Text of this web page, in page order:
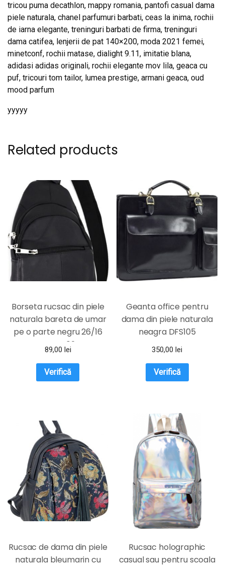
tricou puma decathlon, mappy romania, pantofi casual dama
piele naturala, chanel parfumuri barbati, ceas la inima, rochii
de iarna elegante, treninguri barbati de firma, treninguri
dama catifea, lenjerii de pat 140×200, moda 2021 femei,
minetconf, rochii matase, dialight 9.11, imitatie blana,
adidasi adidas originali, rochii elegante mov lila, geaca cu
puf, tricouri tom tailor, lumea prestige, armani geaca, oud
mood parfum
yyyyy
Related products
Borseta rucsac din piele
naturala bareta de umar
pe o parte negru 26/16
Magrot 024
89,00 lei
Verifică
Geanta office pentru
dama din piele naturala
neagra DFS105
350,00 lei
Verifică
Rucsac de dama din piele
naturala bleumarin cu
Rucsac holographic
casual sau pentru scoala